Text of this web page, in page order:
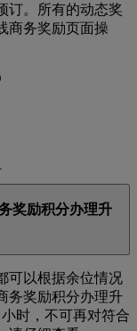
订。所有的动态奖
商务奖励页面操
奖励积分办理升
可以根据余位情况
务奖励积分办理升
时，不可再对符合